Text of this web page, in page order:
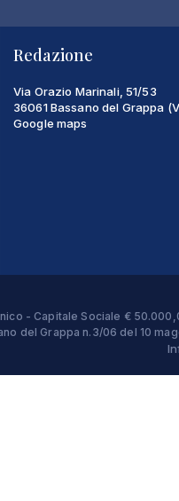
Redazione
Via Orazio Marinali, 51/53
36061 Bassano del Grappa
Google maps
- Capitale Sociale €
del Grappa n.3/06 del 10